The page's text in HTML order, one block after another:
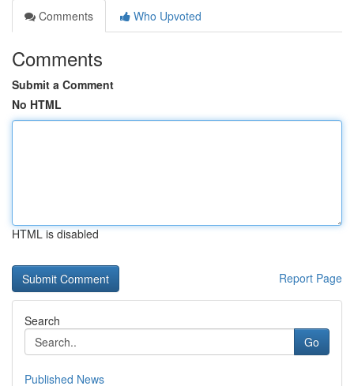
Comments
Who Upvoted
Comments
Submit a Comment
No HTML
HTML is disabled
Report Page
Search
Go
Published News